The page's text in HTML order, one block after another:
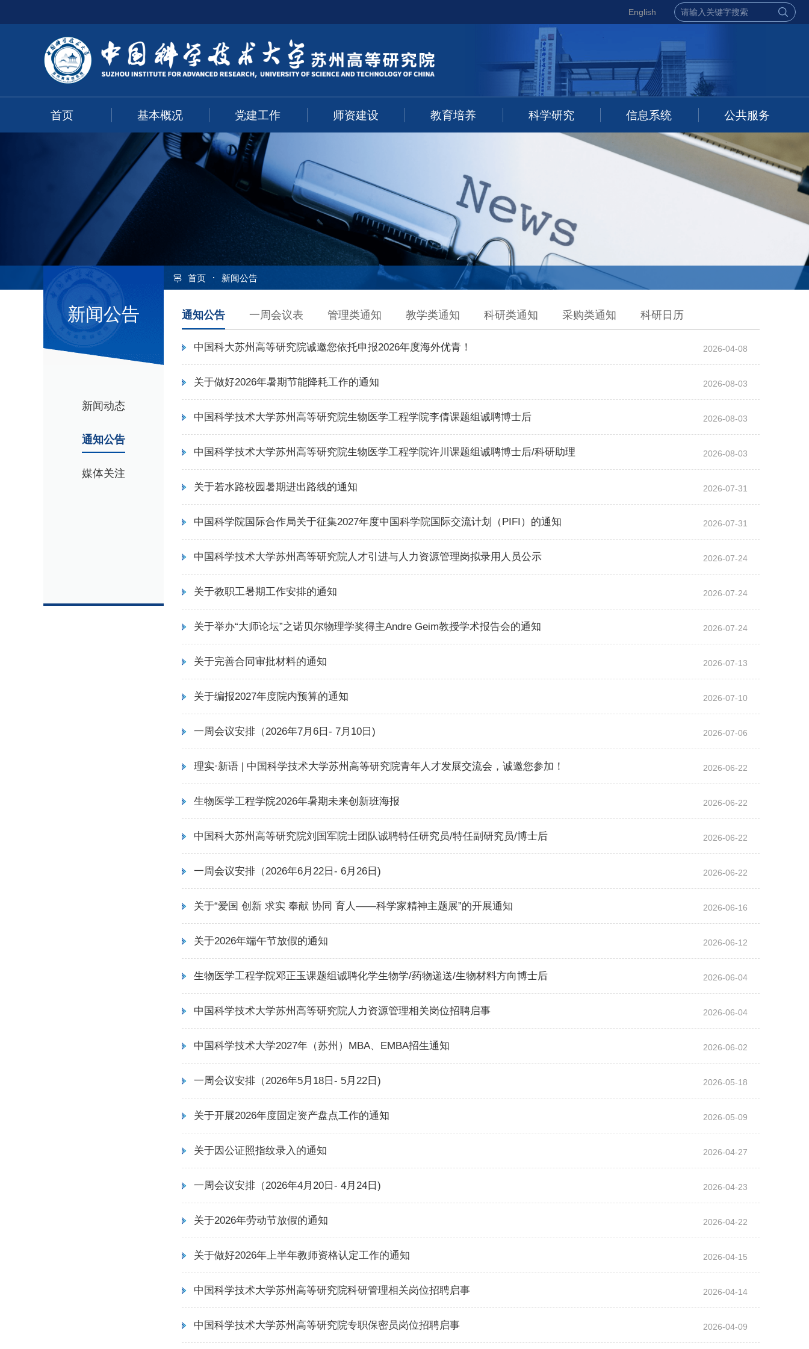
English
首页 基本概况 党建工作 师资建设 教育培养 科学研究 信息系统 公共服务
首页 · 新闻公告
新闻公告
新闻动态
通知公告
媒体关注
通知公告 一周会议表 管理类通知 教学类通知 科研类通知 采购类通知 科研日历
中国科大苏州高等研究院诚邀您依托申报2026年度海外优青！ 2026-04-08
关于做好2026年暑期节能降耗工作的通知 2026-08-03
中国科学技术大学苏州高等研究院生物医学工程学院李倩课题组诚聘博士后 2026-08-03
中国科学技术大学苏州高等研究院生物医学工程学院许川课题组诚聘博士后/科研助理 2026-08-03
关于若水路校园暑期进出路线的通知 2026-07-31
中国科学院国际合作局关于征集2027年度中国科学院国际交流计划（PIFI）的通知 2026-07-31
中国科学技术大学苏州高等研究院人才引进与人力资源管理岗拟录用人员公示 2026-07-24
关于教职工暑期工作安排的通知 2026-07-24
关于举办“大师论坛”之诺贝尔物理学奖得主Andre Geim教授学术报告会的通知 2026-07-24
关于完善合同审批材料的通知 2026-07-13
关于编报2027年度院内预算的通知 2026-07-10
一周会议安排（2026年7月6日- 7月10日) 2026-07-06
理实·新语 | 中国科学技术大学苏州高等研究院青年人才发展交流会，诚邀您参加！ 2026-06-22
生物医学工程学院2026年暑期未来创新班海报 2026-06-22
中国科大苏州高等研究院刘国军院士团队诚聘特任研究员/特任副研究员/博士后 2026-06-22
一周会议安排（2026年6月22日- 6月26日) 2026-06-22
关于“爱国 创新 求实 奉献 协同 育人——科学家精神主题展”的开展通知 2026-06-16
关于2026年端午节放假的通知 2026-06-12
生物医学工程学院邓正玉课题组诚聘化学生物学/药物递送/生物材料方向博士后 2026-06-04
中国科学技术大学苏州高等研究院人力资源管理相关岗位招聘启事 2026-06-04
中国科学技术大学2027年（苏州）MBA、EMBA招生通知 2026-06-02
一周会议安排（2026年5月18日- 5月22日) 2026-05-18
关于开展2026年度固定资产盘点工作的通知 2026-05-09
关于因公证照指纹录入的通知 2026-04-27
一周会议安排（2026年4月20日- 4月24日) 2026-04-23
关于2026年劳动节放假的通知 2026-04-22
关于做好2026年上半年教师资格认定工作的通知 2026-04-15
中国科学技术大学苏州高等研究院科研管理相关岗位招聘启事 2026-04-14
中国科学技术大学苏州高等研究院专职保密员岗位招聘启事 2026-04-09